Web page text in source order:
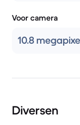
Voor camera
10.8
Diversen